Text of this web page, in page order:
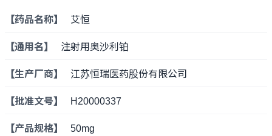
【药品名称】
艾恒
【通用名】
注射用奥沙利铂
【生产厂商】
江苏恒瑞医药股份有限公司
【批准文号】
H20000337
【产品规格】
50mg